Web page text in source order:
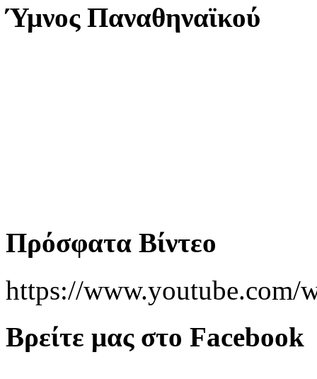
Ύμνος Παναθηναϊκού
Πρόσφατα Βίντεο
https://
Βρείτε μας στο Facebook